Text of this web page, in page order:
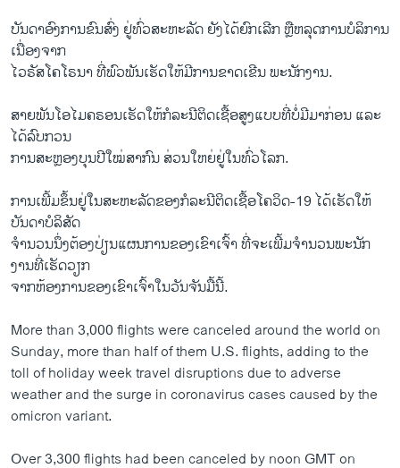
ບັນດາອົງການຂົນ​ສົ່ງ ຢູ່ທົ່ວສະຫະລັດ ຍັງໄດ້​ຍົກ​ເລີກ ຫຼືຫລຸດການບໍລິການ
ເນື່ອງຈາກ
ໄວຣັສໂຄໂຣນາ ທີ່ພົວພັນເຮັດໃຫ້ມີການຂາດເຂີນ ພະນັກງານ.
ສາຍ​ພັນໂອໄມຄຣອນ​ເຮັດ​ໃຫ້ກໍລະນີ​ຕິດ​ເຊື້ອສູງ​ແບບທີ່ບໍ່ມີມາກ່ອນ ແລະ
ໄດ້ລົບກວນ
ການສະຫຼອງບຸນປີໃໝ່ສາກົນ ສ່ວນໃຫຍ່ຢູ່ໃນທົ່ວໂລກ.
ການເພີ້ມຂຶ້ນຢູ່ໃນສະຫະລັດຂອງກໍລະນີຕິດ​ເຊື້ອໂຄວິດ-19 ໄດ້ເຮັດໃຫ້
ບັນດາບໍລິສັດ
ຈຳນວນນຶ່ງຕ້ອງປ່ຽນແຜນການຂອງເຂົາເຈົ້າ ທີ່ຈະເພີ້ມຈຳນວນພະນັກ
ງານທີ່ເຮັດວຽກ
ຈາກຫ້ອງການຂອງເຂົາເຈົ້າໃນວັນຈັນມື້ນີ້.
More than 3,000 flights were canceled around the world on
Sunday, more than half of them U.S. flights, adding to the
toll of holiday week travel disruptions due to adverse
weather and the surge in coronavirus cases caused by the
omicron variant.
Over 3,300 flights had been canceled by noon GMT on